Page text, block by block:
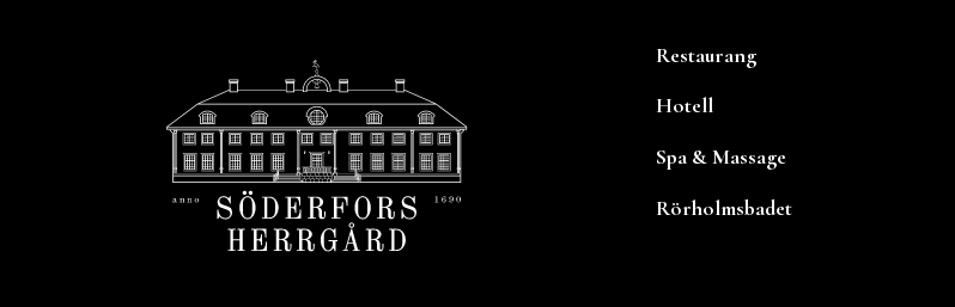
Restaurang
Hotell
Spa & Massage
Rörholmsbadet